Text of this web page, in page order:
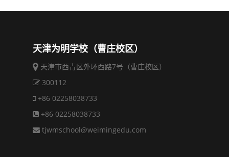
天津为明学校（曹庄校区）
天津市西青区外环西路7号（曹庄校区）
300112
+86 02258038733
+86 02258038733
tjwmschool@weimingedu.com